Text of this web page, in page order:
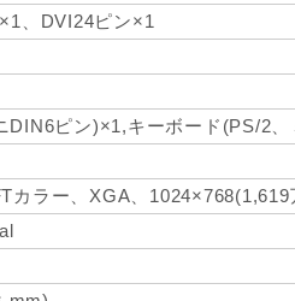
、DVI24ピン×1
DIN6ピン)×1,キーボード(PS/2
カラー、XGA、1024×768(1,619